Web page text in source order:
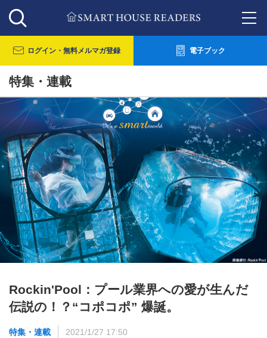
ログイン・ 無料メルマガ登録 電子ブック
特集・連載
Rockin'Pool：プール業界への愛が生んだ
伝説の！？“コポコポ” 爆誕。
特集・連載 2021/1/27 17:50